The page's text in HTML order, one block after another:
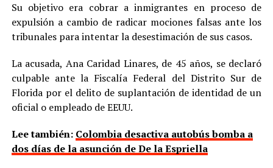
Su objetivo era cobrar a inmigrantes en proceso de
expulsión a cambio de radicar mociones falsas ante los
tribunales para intentar la desestimación de sus casos.
La acusada, Ana Caridad Linares, de 45 años, se declaró
culpable ante la Fiscalía Federal del Distrito Sur de
Florida por el delito de suplantación de identidad de un
oficial o empleado de EEUU.
Lee también: Colombia desactiva autobús bomba a
dos días de la asunción de De la Espriella